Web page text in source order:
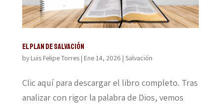
El Plan de Salvación
by Luis Felipe Torres| Ene 14, 2026 | Salvación
Clic aquí para descargar el libro completo. Tras
analizar con rigor la palabra de Dios, vemos